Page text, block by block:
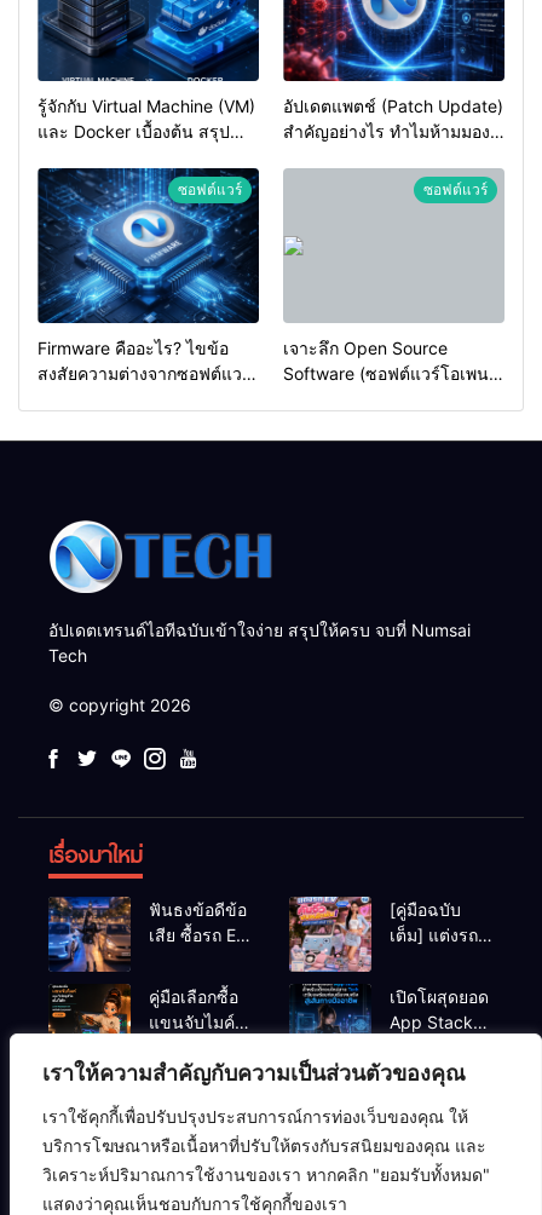
เราให้ความสำคัญกับความเป็นส่วนตัวของคุณ
เราใช้คุกกี้เพื่อปรับปรุงประสบการณ์การท่องเว็บของคุณ ให้
บริการโฆษณาหรือเนื้อหาที่ปรับให้ตรงกับรสนิยมของคุณ และ
วิเคราะห์ปริมาณการใช้งานของเรา หากคลิก "ยอมรับทั้งหมด"
แสดงว่าคุณเห็นชอบกับการใช้คุกกี้ของเรา
รู้จักกับ Virtual Machine (VM)
และ Docker เบื้องต้น สรุป
เข้าใจง่าย
อัปเดตแพตช์ (Patch Update)
สำคัญอย่างไร ทำไมห้ามมอง
ซอฟต์แวร์
Firmware คืออะไร? ไขข้อ
สงสัยความต่างจากซอฟต์แวร์
ซอฟต์แวร์
เจาะลึก Open Source
Software (ซอฟต์แวร์โอเพน
อัปเดตเทรนด์ไอทีฉบับเข้าใจง่าย สรุปให้ครบ จบที่ Numsai
Tech
© copyright 2026
เรื่องมาใหม่
ฟันธงข้อดีข้อ
เสีย ซื้อรถ EV
Eco Car ช่วง
เรียนมหา’ลัย
แบบไหนเวิร์
กกว่า?
[คู่มือฉบับ
เต็ม] แต่งรถ
Y2K! งบหลัก
พัน (ไม่เกิน
หมื่น) ให้น่า
คู่มือเลือกซื้อ
แขนจับไมค์
ตั้งโต๊ะ ยก
สตรีมมิ่ง/ยูทูบ
เบอร์ ปี 2026
เปิดโผสุดยอด
App Stack
ใหม่สาย Tech
ก่อนเริ่มงาน
จริง
ความปลอดภัยไซเบอร์ คอมพิวเตอร์ ซอฟต์แวร์
ปัญญาประดิษฐ์ (AI) อาร์ดแวร์ เครือข่ายคอมพิวเตอร์